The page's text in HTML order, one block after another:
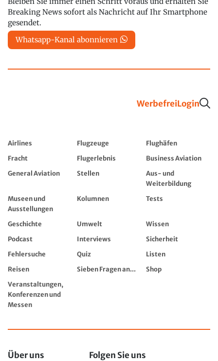
Breaking News sofort als Nachricht auf Ihr Smartphone
gesendet.
Whatsapp-Kanal abonnieren
WerbefreiLogin
Airlines Flugzeuge
Flughäfen
Fracht
Flugerlebnis
Business Aviation
General Aviation
Stellen
Aus- und
Weiterbildung
Museen und
Ausstellungen
Kolumnen Tests
Geschichte Umwelt
Wissen
Podcast
Interviews
Sicherheit
Fehlersuche
Quiz
Listen
Reisen
Sieben Fragen an...
Shop
Veranstaltungen,
Konferenzen und
Messen
Über uns Folgen Sie uns